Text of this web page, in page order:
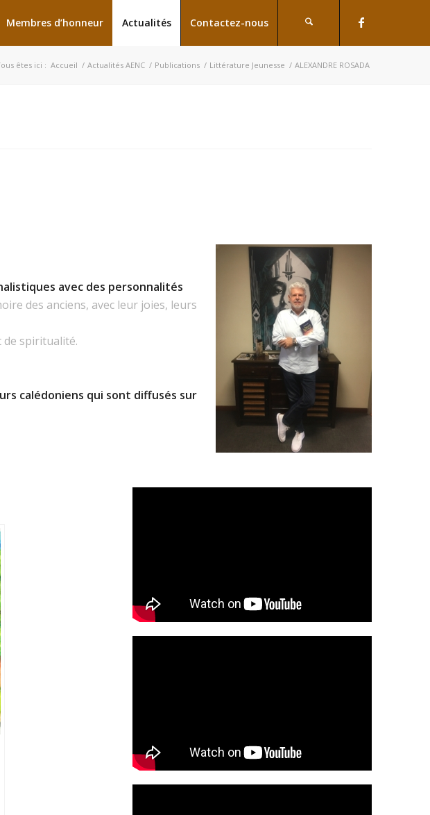
Membres d’honneur Actualités Contactez-nous
êtes ici : Accueil / Actualités AENC / Publications / Littérature Jeunesse / ALEXANDRE ROSADA
avec des personnalités
des anciens, avec leur joies, leurs
spiritualité.
calédoniens qui sont diffusés sur